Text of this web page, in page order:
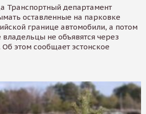
Транспортный департамент
оставленные на парковке
границе автомобили, а потом
не объявятся через
этом сообщает эстонское